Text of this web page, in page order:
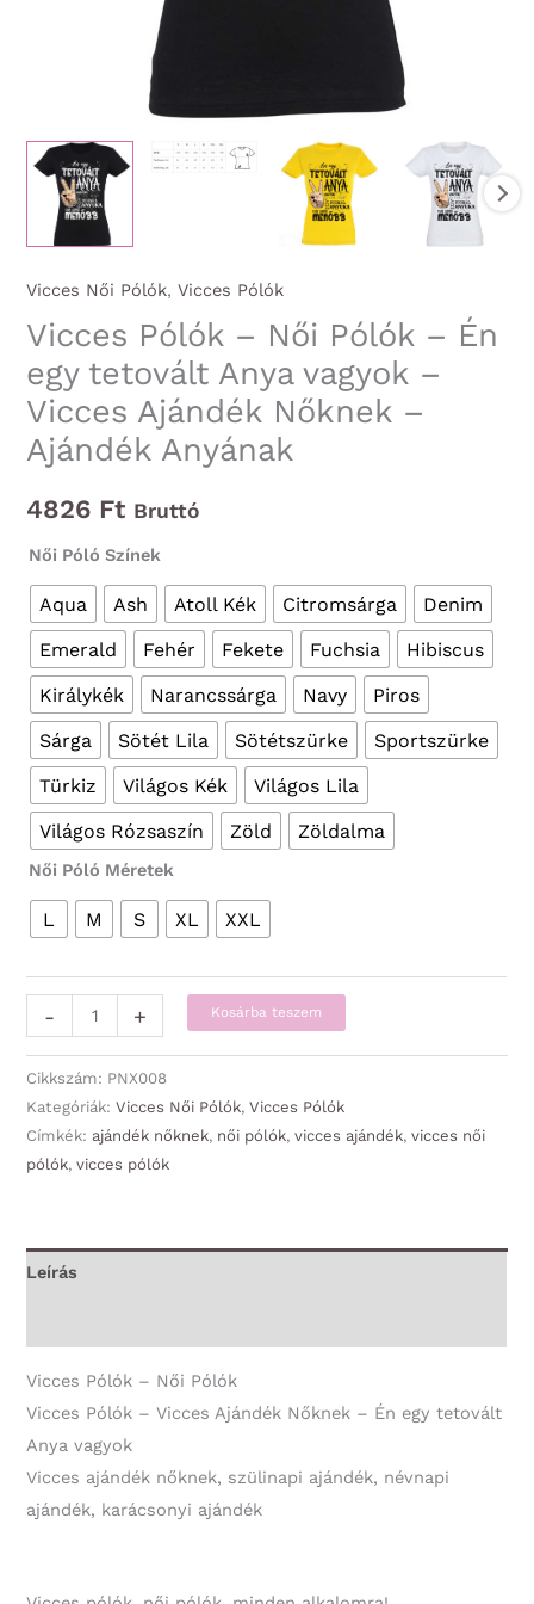
Vicces Női Pólók,Vicces Pólók
Vicces Pólók – Női Pólók – Én
egy tetovált Anya vagyok –
Vicces Ajándék Nőknek –
Ajándék Anyának
4826 Ft Bruttó
Női Póló Színek
Aqua Ash Atoll Kék Citromsárga
Denim
Emerald
Fehér Fekete Fuchsia
Hibiscus
Királykék
Narancssárga Navy
Piros
Sárga
Sötét Lila Sötétszürke
Sportszürke
Türkiz
Világos Kék
Világos Lila
Világos Rózsaszín
Zöld Zöldalma
Női Póló Méretek
L M S XL XXL
-
Pólók
-
Női
Pólók
-
tetovált
Nőknek
Ajándék
+ Kosárba teszem
Cikkszám: PNX008
Kategóriák:Vicces Női Pólók,Vicces Pólók
Címkék:ajándék nőknek, női pólók,vicces ajándék,vicces női
pólók,vicces pólók
Leírás
Vicces Pólók – Női Pólók
Vicces Pólók – Vicces Ajándék Nőknek – Én egy tetovált
Anya vagyok
Vicces ajándék nőknek, szülinapi ajándék, névnapi
ajándék, karácsonyi ajándék